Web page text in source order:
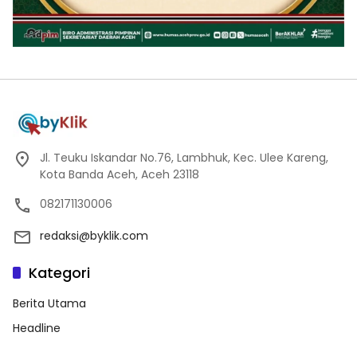
Jl. Teuku Iskandar No.76, Lambhuk, Kec. Ulee Kareng,
Kota Banda Aceh, Aceh 23118
082171130006
redaksi@byklik.com
Kategori
Berita Utama
Headline